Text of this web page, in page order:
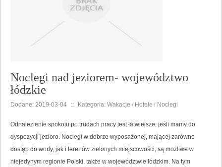
Noclegi nad jeziorem- województwo
łódzkie
Dodane: 2019-03-04 :: Kategoria: Wakacje / Hotele i Noclegi
Odnalezienie spokoju po trudach pracy jest łatwiejsze, jeśli mamy do
dyspozycji jezioro. Noclegi w dobrze wyposażonej, mającej zarówno
dostęp do wody, jak i terenów zielonych miejscowości, są możliwe w
niejedynym regionie Polski, także w województwie łódzkim. Na tym